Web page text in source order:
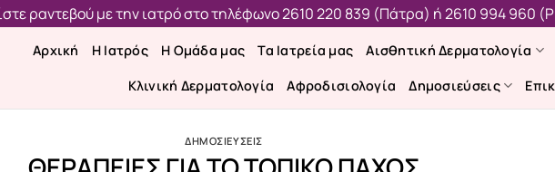
ραντεβού με την ιατρό στο τηλέφωνο2610 220 839 (Πάτρα) ή2610 994 960
Αρχική Η Ιατρός Η Ομάδα μας Τα Ιατρεία μας Αισθητική Δερματολογία
Κλινική Δερματολογία Αφροδισιολογία Δημοσιεύσεις
ΔΗΜΟΣΙΕΥΣΕΙΣ